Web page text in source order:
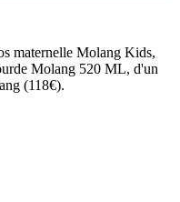
maternelle Molang Kids,
Molang 520 ML, d'un
(118€).